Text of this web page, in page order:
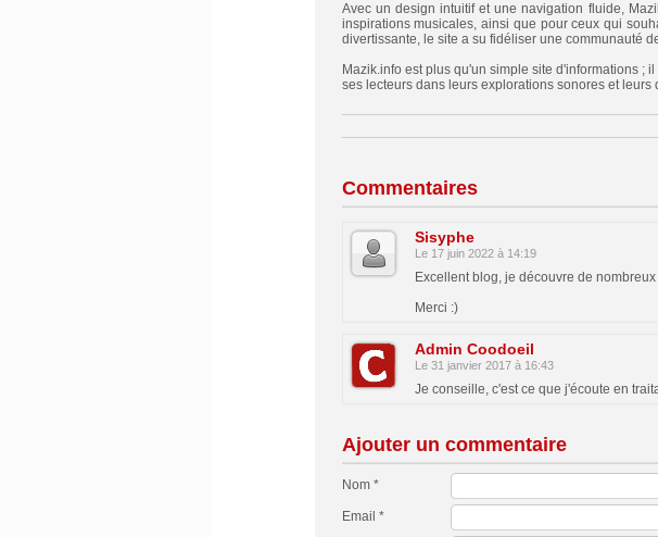
Avec un design intuitif et une navigation fluide,
inspirations musicales, ainsi que pour ceux qui
divertissante, le site a su fidéliser une communauté
Mazik.info est plus qu'un simple site d'informations ;
ses lecteurs dans leurs explorations sonores et leurs
Commentaires
Sisyphe
Le 17 juin 2022 à 14:19
Excellent blog, je découvre de
Merci :)
Admin Coodoeil
Le 31 janvier 2017 à 16:43
Je conseille, c'est ce que j'écoute en
Ajouter un commentaire
Nom *
Email *